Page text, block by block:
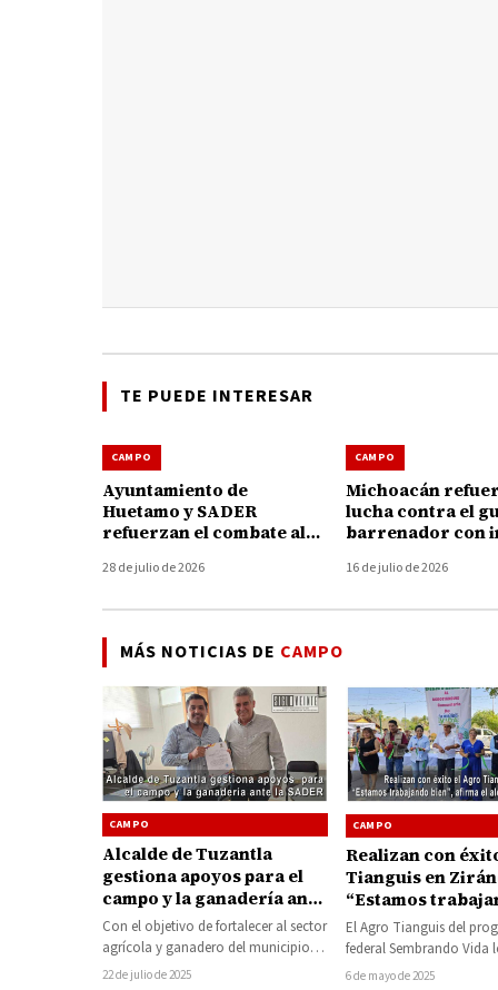
TE PUEDE INTERESAR
CAMPO
Ayuntamiento de
Huetamo y SADER
refuerzan el combate al
brigadas y kits gratuitos
28 de julio de 2026
CAMPO
Michoacán
lucha contra el
barrenador con
16 de julio de 2026
MÁS NOTICIAS DE CAMPO
CAMPO
Alcalde de Tuzantla
gestiona apoyos para el
campo y la ganadería ante
la SADER
Con el objetivo de fortalecer al sector
agrícola y ganadero del municipio, el
presidente municipal de Tuzantla,
22 de julio de 2025
CAMPO
Realizan con
Tianguis en
“Estamos
bien”, afirma el
Jaime Torres
El Agro Tianguis del
federal Sembrando Vida
objetivo al celebrarse por
6 de mayo de 2025